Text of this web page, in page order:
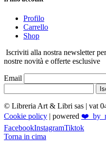
Profilo
Carrello
Shop
Iscriviti alla nostra newsletter
nostre novità e offerte esclusive
Email
© Libreria Art & Libri sas | vat
Cookie policy | powered
FacebookInstagramTiktok
Torna in cima